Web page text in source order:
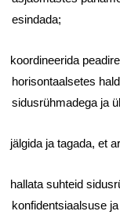
esindada;
koordineerida
horisontaalsetes
sidusrühmadega ja
jälgida ja tagada, et
hallata suhteid
konfidentsiaalsuse